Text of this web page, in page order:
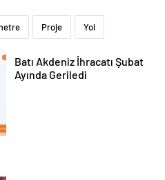
Proje Yol
Batı Akdeniz İhracatı Şubat
Ayında Geriledi